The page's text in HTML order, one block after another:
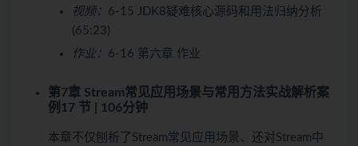
视频： 6-15 JDK8疑难核心源码和用法归纳分析
(65:23)
作业： 6-16 第六章 作业
第7章 Stream常见应用场景与常用方法实战解析案
例 17 节 | 106分钟
本章不仅刨析了Stream常见应用场景、还对Stream中